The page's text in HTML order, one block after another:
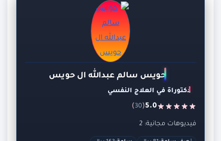
حويس سالم عبدالله ال حويس
دكتوراة في العلاج النفسي
5.0
(
30
)
فيديوهات مجانية: 2